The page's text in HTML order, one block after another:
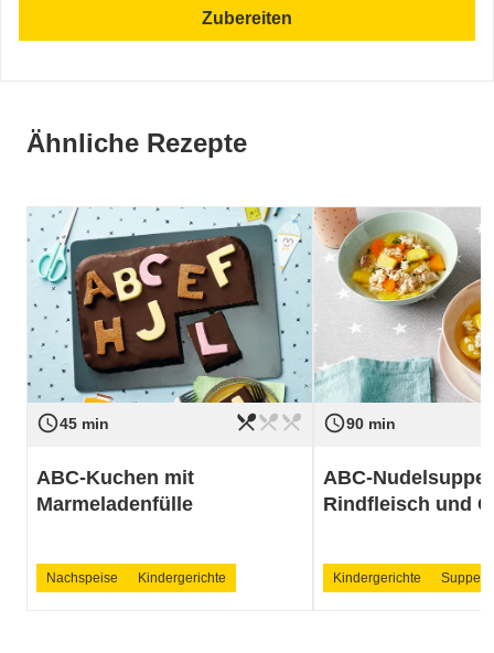
Zubereiten
Ähnliche Rezepte
access_time45 min
Schwierigkeit leicht
restaurant_menurestaurant_menurestaurant_menu
ABC-Kuchen mit
Marmeladenfülle
Nachspeise Kindergerichte
access_time90 min
Schwierigkeit
ABC-Nudelsuppe
Rindfleisch und
Kindergerichte Suppen